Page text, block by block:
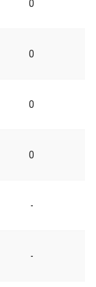
0
0
0
0
-
-